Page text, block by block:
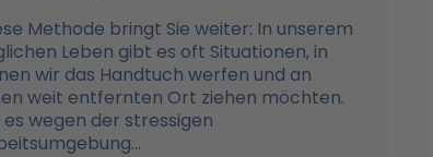
Methode bringt Sie weiter: In unserem
Leben gibt es oft Situationen, in
wir das Handtuch werfen und an
weit entfernten Ort ziehen möchten.
es wegen der stressigen